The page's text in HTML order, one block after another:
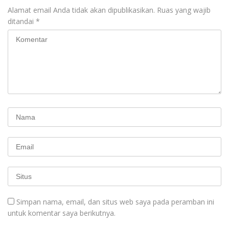
Alamat email Anda tidak akan dipublikasikan. Ruas yang wajib
ditandai *
Simpan nama, email, dan situs web saya pada peramban ini
untuk komentar saya berikutnya.